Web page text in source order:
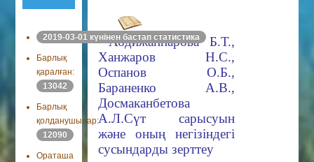
Абдижаппарова Б.Т.,
Ханжаров Н.С.,
Оспанов О.Б.,
Бараненко А.В.,
Досмаканбетова
А.Л.Сүт сарысуын
және оның негізіндегі
сусындарды зерттеу
2019-03-01 күнінен бастап статистика
Барлық
қаралған:
13042
Барлық
қолданушылар:
12090
Ораташа